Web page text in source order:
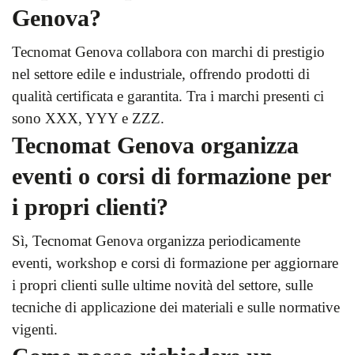
Genova?
Tecnomat Genova collabora con marchi di prestigio
nel settore edile e industriale, offrendo prodotti di
qualità certificata e garantita. Tra i marchi presenti ci
sono XXX, YYY e ZZZ.
Tecnomat Genova organizza
eventi o corsi di formazione per
i propri clienti?
Sì, Tecnomat Genova organizza periodicamente
eventi, workshop e corsi di formazione per aggiornare
i propri clienti sulle ultime novità del settore, sulle
tecniche di applicazione dei materiali e sulle normative
vigenti.